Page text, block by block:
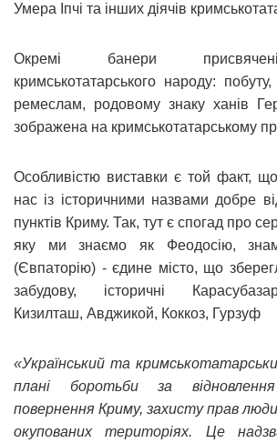
Умера Іпчі та інших діячів
Окремі банери
кримськотатарського народу:
ремеслам, родовому знаку ханів
зображена на кримськотатарському
Особливістю виставки є той факт,
нас із історичними назвами добре
пунктів Криму. Так, тут є спогад про
яку ми знаємо як Феодосію,
(Євпаторію) - єдине місто, що
забудову, історичні
Кизилташ, Авджикой, Коккоз, Гурзуф
«Український та
плані боротьби за відновлення
повернення Криму, захисту прав
окупованих територіях. Це